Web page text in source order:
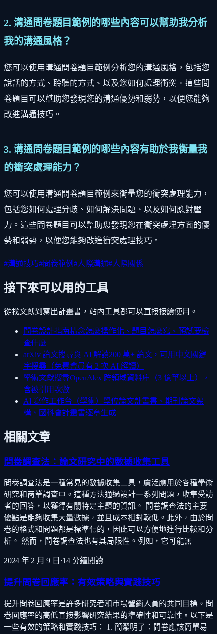
2. 溝通問卷題目範例的哪些內容可以幫助我分析
我的溝通風格？
您可以使用溝通問卷題目範例分析您的溝通風格，包括您
說話的方式、聆聽的方式、以及您如何處理衝突。這些問
卷題目可以幫助您發現您的溝通優勢和弱勢，以便您能夠
改進溝通技巧。
3. 溝通問卷題目範例的哪些內容有助於我衡量我
的衝突處理能力？
您可以使用溝通問卷題目範例來衡量您的衝突處理能力，
包括您如何處理分歧、如何解決問題、以及如何應對壓
力。這些問卷題目可以幫助您發現您在衝突處理方面的優
勢和弱勢，以便您能夠改進衝突處理技巧。
#溝通技巧#問卷範例 #人際溝通#人際關係
接下來可以用的工具
從找文獻到寫出計畫書，站內工具都可以直接接續使用。
問卷設計指南構念怎麼操作化、題目怎麼寫、預試要檢
查什麼
arXiv 論文搜尋與 AI 解讀200 萬+ 論文，可用中文關鍵
字搜尋（免費會員有 2 次 AI 解讀）
學術文獻搜尋OpenAlex 跨領域資料庫（3 億筆以上），
含被引用次數
AI 寫作工作台（學術） 學位論文計畫書、期刊論文架
構、國科會計畫書逐章生成
相關文章
問卷調查法：論文研究中的數據收集工具
問卷調查法是一種常見的數據收集工具，廣泛應用於各種學術
研究和商業調查中。這種方法通過設計一系列問題，收集受訪
者的回答，以獲得有關特定主題的資訊。 問卷調查法的主要
優點是能夠收集大量數據，並且成本相對較低。此外，由於問
卷的格式和問題都是標準化的，因此可以方便地進行比較和分
析。 然而，問卷調查法也有其局限性。例如，它可能無
2024 年 2 月 9 日 ·14 分鐘閱讀
提升問卷回應率：有效策略與實踐技巧
提升問卷回應率是許多研究者和市場營銷人員的共同目標。問
卷回應率的高低直接影響研究結果的準確性和可靠性。以下是
一些有效的策略和實踐技巧： 1. 簡潔明了：問卷應該簡單易